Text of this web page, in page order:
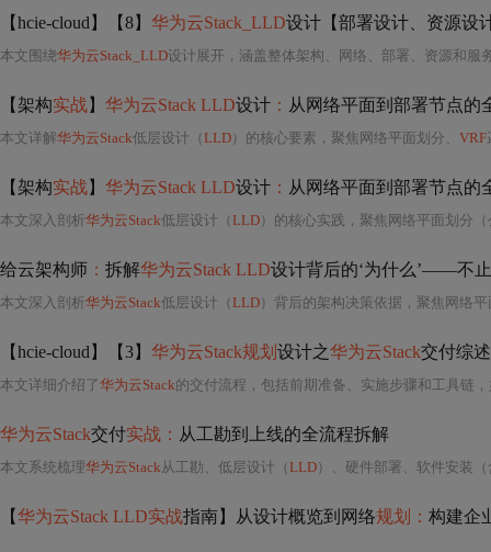
【hcie-cloud】【8】 华为云Stack_LLD设计【部署设计、资源设计、服
本文围绕华为云Stack_LLD设计展开，涵盖整体架构、网络、部署、资源和服务设计等方面。部署设计介绍各类节
【架构实战】 华为云Stack LLD设计 ： 从网络平面到部署节点的
本文详解华为云Stack低层设计（LLD）的核心要素，聚焦网络平面划分、 VRF
【架构实战】 华为云Stack LLD设计 ： 从网络平面到部署节点的
本文深入剖析华为云Stack低层设计（LLD）的核心实践，聚焦网络平面划分（公共
给云架构师 ： 拆解华为云Stack LLD设计背后的‘为什么’——不
本文深入剖析华为云Stack低层设计（LLD）背后的架构决策依据，聚焦网络平
【hcie-cloud】【3】 华为云Stack规划 设计之华为云Stack交付综
本文详细介绍了华为云Stack的交付流程，包括前期准备、实施步骤和工具链，如eDesigner、HCSDesigner等，以及
华为云Stack交付实战： 从工勘到上线的全流程拆解
本文系统梳理华为云Stack从工勘、低层设计（LLD）、硬件部署、软件安装（含HCC
【华为云Stack LLD实战指南】从设计概览到网络规划： 构建企